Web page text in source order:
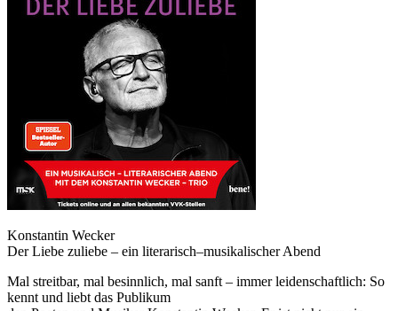
Konstantin Wecker
Der Liebe zuliebe – ein literarisch–musikalischer Abend
Mal streitbar, mal besinnlich, mal sanft – immer leidenschaftlich: So
kennt und liebt das Publikum